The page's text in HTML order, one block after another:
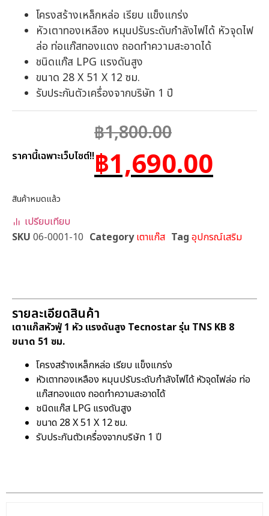
โครงสร้างเหล็กหล่อ เรียบ แข็งแกร่ง
หัวเตาทองเหลือง หมุนปรับระดับกำลังไฟได้ หัวจุดไฟ
ล่อ ท่อแก๊สทองแดง ถอดทำความสะอาดได้
ชนิดแก๊ส LPG แรงดันสูง
ขนาด 28 X 51 X 12 ซม.
รับประกันตัวเครื่องจากบริษัท 1 ปี
ราคานี้เฉพาะเว็บไซต์!!
฿1,800.00
฿1,690.00
สินค้าหมดแล้ว
เปรียบเทียบ
SKU 06-0001-10 Category เตาแก๊ส Tag อุปกรณ์เสริม
รายละเอียดสินค้า
เตาแก๊สหัวฟู่ 1 หัว แรงดันสูง Tecnostar รุ่น TNS KB 8
ขนาด 51 ซม.
โครงสร้างเหล็กหล่อ เรียบ แข็งแกร่ง
หัวเตาทองเหลือง หมุนปรับระดับกำลังไฟได้ หัวจุดไฟล่อ ท่อ
แก๊สทองแดง ถอดทำความสะอาดได้
ชนิดแก๊ส LPG แรงดันสูง
ขนาด 28 X 51 X 12 ซม.
รับประกันตัวเครื่องจากบริษัท 1 ปี